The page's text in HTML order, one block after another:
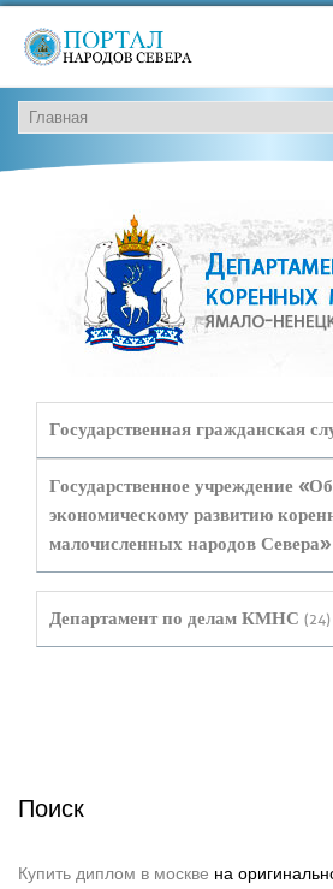
Государственная гражданская
Государственное учреждение
экономическому развитию
малочисленных народов Севера»
Департамент по делам КМНС (24)
Поиск
Купить диплом в москве на